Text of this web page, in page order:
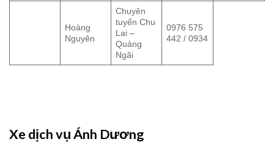
Hoàng
Nguyên
Chuyên
tuyến Chu
Lai –
Quảng
Ngãi
0976 575
442 / 0934
Xe dịch vụ Ánh Dương